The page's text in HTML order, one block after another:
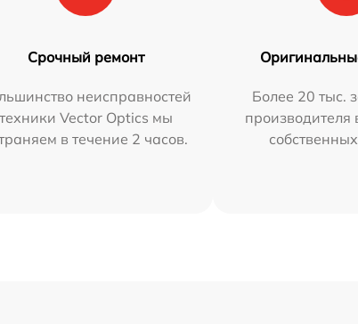
Срочный ремонт
неисправностей
техники Vector Optics мы
в течение 2 часов.
Более 20 тыс.
производителя